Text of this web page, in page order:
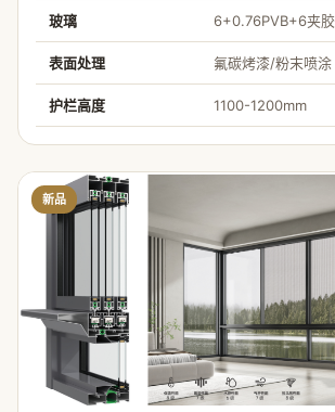
玻璃 6+0.76PVB+6夹胶
表面处理 氟碳烤漆/粉末喷涂
护栏高度 1100-1200mm
新品